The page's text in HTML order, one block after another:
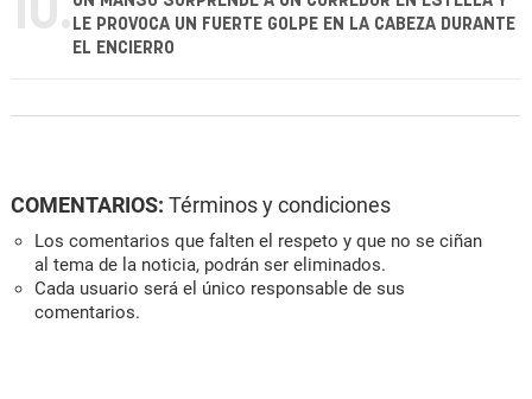
10. LE PROVOCA UN FUERTE GOLPE EN LA CABEZA DURANTE
EL ENCIERRO
COMENTARIOS: Términos y condiciones
Los comentarios que falten el respeto y que no se ciñan
al tema de la noticia, podrán ser eliminados.
Cada usuario será el único responsable de sus
comentarios.